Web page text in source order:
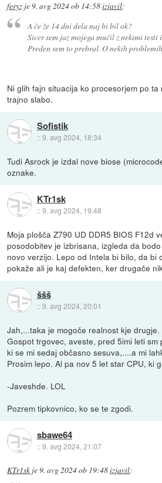
feryz je9. avg 2024 ob 14:58izjavil:
A če že 14 dni dela naj bi bil ok?
Sicer sem jaz mojega mučil z nekimi
Preden sem to prebral. O nekih
Ni glih fajn situacija ko procesorjem po
trajno slabo.
Sofistik
::9. avg 2024, 18:34
Tudi Asrock je izdal nove biose
oznake.
KTr1sk
::9. avg 2024, 19:48
Moja plošča Z790 UD DDR5 BIOS F12d
posodobitev je izbrisana, izgleda da
novo verzijo. Lepo od Intela bi bilo, da bi
pokaže ali je kaj defekten, ker drugače
ššš
::9. avg 2024, 20:01
Jah,...taka je mogoče realnost kje
Gospot trgovec, aveste, pred 5imi leti sm
ki se mi sedaj občasno sesuva,....a mi
Prosim lepo. Al pa nov 5 let star CPU, ki
-Javeshde. LOL
Pozrem tipkovnico, ko se te zgodi.
sbawe64
::9. avg 2024, 21:07
KTr1sk je9. avg 2024 ob 19:48izjavil: